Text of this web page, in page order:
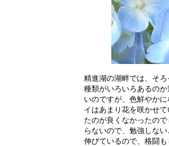
精進湖の湖畔では、そ
種類がいろいろあるの
いのですが、色鮮やか
イはあまり花を咲かせ
たのが良くなかったの
らないので、勉強しな